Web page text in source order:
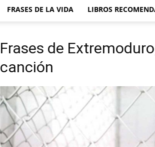
FRASES DE LA VIDA LIBROS
Frases de
canción